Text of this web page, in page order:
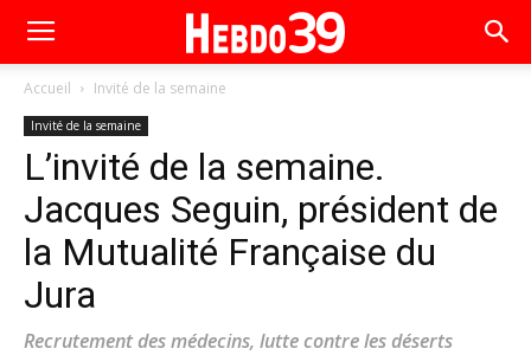
Accueil Invité de la semaine
Invité de la semaine
L’invité de la semaine.
Jacques Seguin, président de
la Mutualité Française du
Jura
Recrutement des médecins, lutte contre les déserts